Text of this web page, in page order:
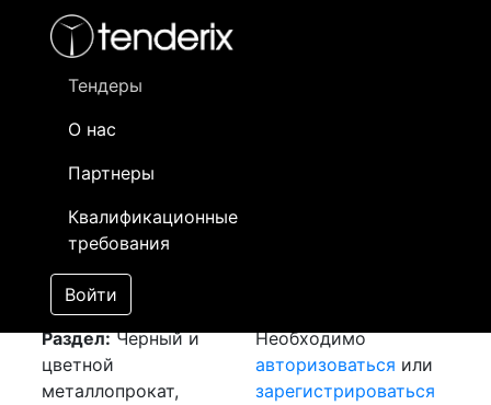
Тендеры
О нас
Партнеры
Квалификационные
требования
Войти
- активный лот
- сохраненный лот (не опубликован)
Закупка: Швеллер
[Завершен]
Лот №:
АУКЦИОН (покупка
товара)
Раздел:Черный и
цветной
металлопрокат,
Необходимо
авторизоваться или
зарегистрироваться